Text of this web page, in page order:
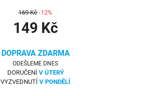
169 Kč -12%
149 Kč
DOPRAVA ZDARMA
ODEŠLEME DNES
DORUČENÍ V ÚTERÝ
VYZVEDNUTÍ V PONDĚLÍ